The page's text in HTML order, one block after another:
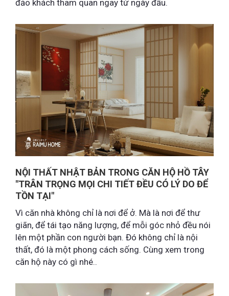
đảo khách tham quan ngay từ ngày đầu.
NỘI THẤT NHẬT BẢN TRONG CĂN HỘ HỒ TÂY
"TRÂN TRỌNG MỌI CHI TIẾT ĐỀU CÓ LÝ DO ĐỂ
TỒN TẠI"
Vì căn nhà không chỉ là nơi để ở. Mà là nơi để thư
giãn, để tái tạo năng lượng, để mỗi góc nhỏ đều nói
lên một phần con người bạn. Đó không chỉ là nội
thất, đó là một phong cách sống. Cùng xem trong
căn hộ này có gì nhé..